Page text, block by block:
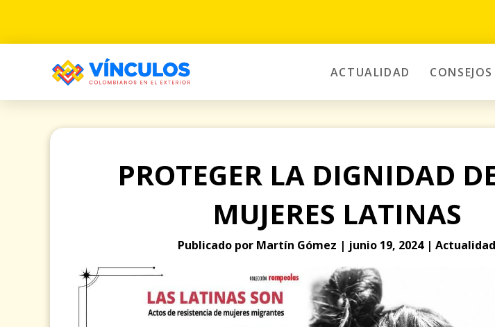
ACTUALIDAD CONSEJOS
PROTEGER LA DIGNIDAD
MUJERES LATINAS
Publicado por Martín Gómez | junio 19, 2024 | Actualidad